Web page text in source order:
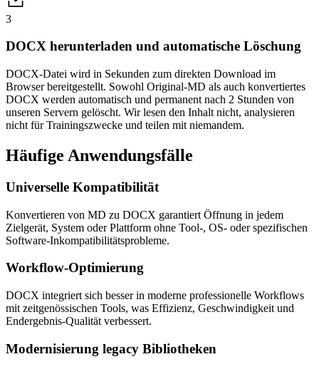
3
DOCX herunterladen und automatische Löschung
DOCX-Datei wird in Sekunden zum direkten Download im
Browser bereitgestellt. Sowohl Original-MD als auch konvertiertes
DOCX werden automatisch und permanent nach 2 Stunden von
unseren Servern gelöscht. Wir lesen den Inhalt nicht, analysieren
nicht für Trainingszwecke und teilen mit niemandem.
Häufige Anwendungsfälle
Universelle Kompatibilität
Konvertieren von MD zu DOCX garantiert Öffnung in jedem
Zielgerät, System oder Plattform ohne Tool-, OS- oder spezifischen
Software-Inkompatibilitätsprobleme.
Workflow-Optimierung
DOCX integriert sich besser in moderne professionelle Workflows
mit zeitgenössischen Tools, was Effizienz, Geschwindigkeit und
Endergebnis-Qualität verbessert.
Modernisierung legacy Bibliotheken